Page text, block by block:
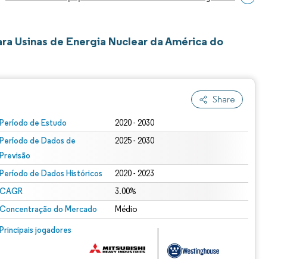
Usinas de Energia Nuclear da América do
Share
Período de Estudo 2020 - 2030
Período de Dados de
Previsão
2025 - 2030
Período de Dados Históricos 2020 - 2023
CAGR 3.00%
Concentração do Mercado Médio
Principais jogadores